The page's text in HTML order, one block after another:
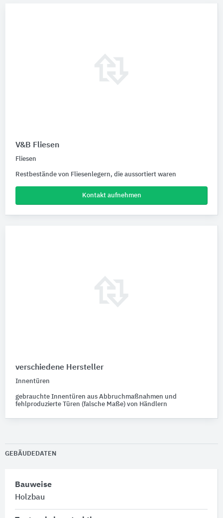
V&B Fliesen
Fliesen
Restbestände von Fliesenlegern, die aussortiert waren
Kontakt aufnehmen
verschiedene Hersteller
Innentüren
gebrauchte Innentüren aus Abbruchmaßnahmen und
fehlproduzierte Türen (falsche Maße) von Händlern
GEBÄUDEDATEN
Bauweise
Holzbau